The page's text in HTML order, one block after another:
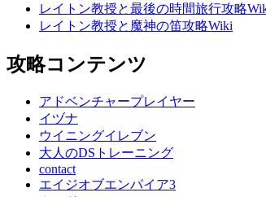
レイトン教授と最後の時間旅行攻略
レイトン教授と魔神の笛攻略Wiki
攻略コンテンツ
アドベンチャープレイヤー
イヅナ
ウイニングイレブン
大人のDSトレーニング
contact
エイジオブエンパイア3